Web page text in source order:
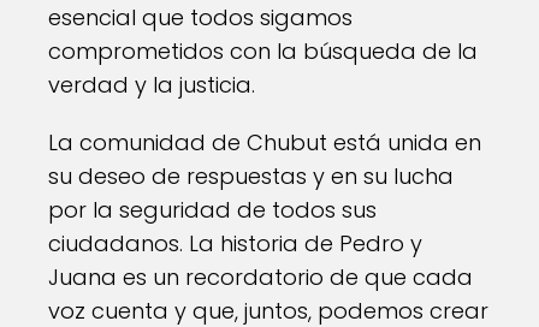
esencial que todos sigamos
comprometidos con la búsqueda de la
verdad y la justicia.
La comunidad de Chubut está unida en
su deseo de respuestas y en su lucha
por la seguridad de todos sus
ciudadanos. La historia de Pedro y
Juana es un recordatorio de que cada
voz cuenta y que, juntos, podemos crear